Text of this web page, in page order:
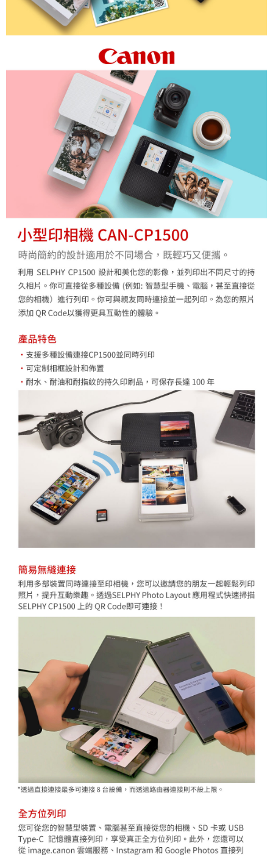
１．透過由恩沛科技股份有限公司提供之「AFTEE先享後付」服務完成之交
易，需依本服務之必要範圍內提供個人資料，並將交易相關給付款項請求債
權轉讓予恩沛科技股份有限公司。
２．關於個人資料處理事宜，請瀏覽以下網址：
https://aftee.tw/terms/#terms3
３．未成年的使用者請事先徵得法定代理人或監護人之同意方可使用
「AFTEE先享後付」，若未經同意申辦者引起之損失，本公司不負相關責
４．使用「AFTEE先享後付」時，將依據個別帳號之用戶狀況，依本公司即
時審查核予不同之上限額度；若仍有額度不足之情形，本公司將視審查結果
請求用戶進行身份認證。
５．嚴禁一人註冊多個帳號或使用他人資訊註冊。若發現惡意使用之情形，
恩沛科技股份有限公司將有權停止該用戶之使用額度並採取法律行動。
免運費